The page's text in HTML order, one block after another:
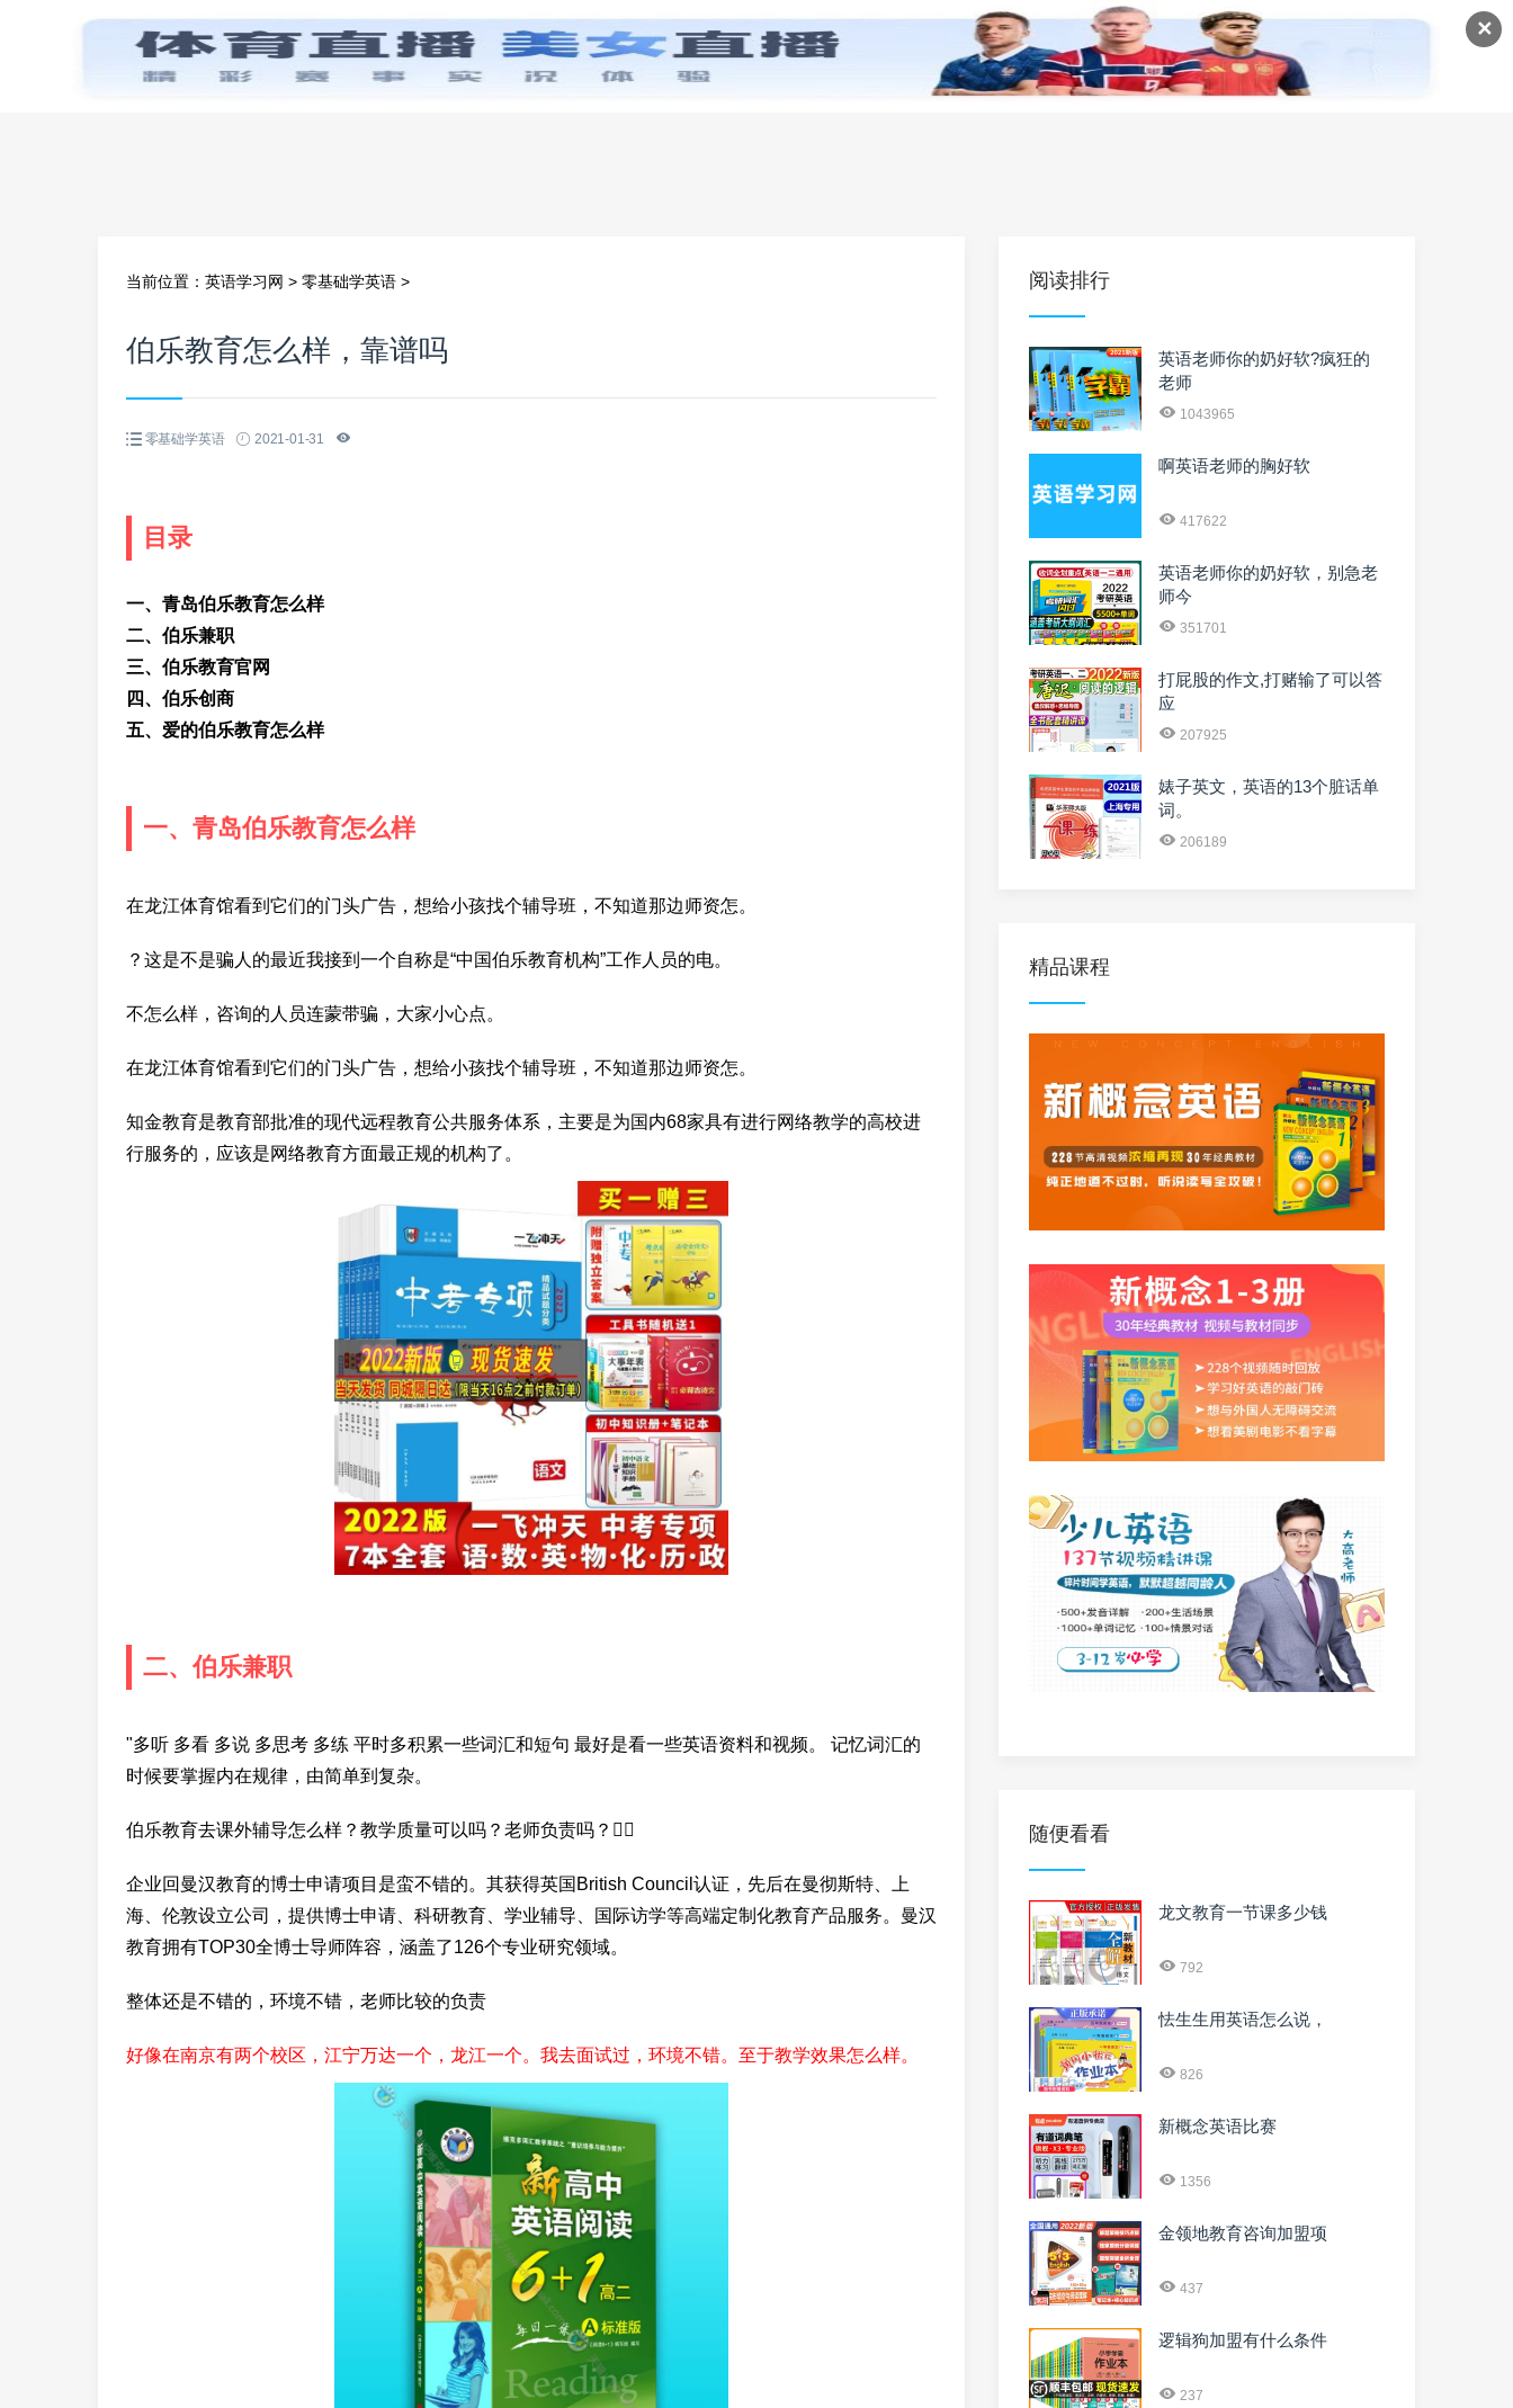
✕
首页 零基础学英语 小学英语 初中英语 高中英语 英语课程 英语资料
当前位置： 英语学习网 > 零基础学英语 >
伯乐教育怎么样，靠谱吗
零基础学英语 2021-01-31
目录
一、青岛伯乐教育怎么样
二、伯乐兼职
三、伯乐教育官网
四、伯乐创商
五、爱的伯乐教育怎么样
一、青岛伯乐教育怎么样
在龙江体育馆看到它们的门头广告，想给小孩找个辅导班，不知道那边师资怎。
？这是不是骗人的最近我接到一个自称是“中国伯乐教育机构”工作人员的电。
不怎么样，咨询的人员连蒙带骗，大家小心点。
在龙江体育馆看到它们的门头广告，想给小孩找个辅导班，不知道那边师资怎。
知金教育是教育部批准的现代远程教育公共服务体系，主要是为国内68家具有进行网络教学的高校进
行服务的，应该是网络教育方面最正规的机构了。
二、伯乐兼职
"多听 多看 多说 多思考 多练 平时多积累一些词汇和短句 最好是看一些英语资料和视频。 记忆词汇的
时候要掌握内在规律，由简单到复杂。
伯乐教育去课外辅导怎么样？教学质量可以吗？老师负责吗？
企业回曼汉教育的博士申请项目是蛮不错的。其获得英国British Council认证，先后在曼彻斯特、上
海、伦敦设立公司，提供博士申请、科研教育、学业辅导、国际访学等高端定制化教育产品服务。曼汉
教育拥有TOP30全博士导师阵容，涵盖了126个专业研究领域。
整体还是不错的，环境不错，老师比较的负责
好像在南京有两个校区，江宁万达一个，龙江一个。我去面试过，环境不错。至于教学效果怎么样。
阅读排行
英语老师你的奶好软?疯狂的
老师
1043965
啊英语老师的胸好软
417622
英语老师你的奶好软，别急老
师今
351701
打屁股的作文,打赌输了可以答
应
207925
婊子英文，英语的13个脏话单
词。
206189
精品课程
随便看看
龙文教育一节课多少钱
792
怯生生用英语怎么说，
826
新概念英语比赛
1356
金领地教育咨询加盟项
437
逻辑狗加盟有什么条件
237